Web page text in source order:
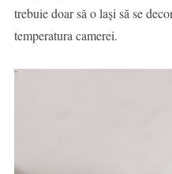
trebuie doar să o lași să se
temperatura camerei.